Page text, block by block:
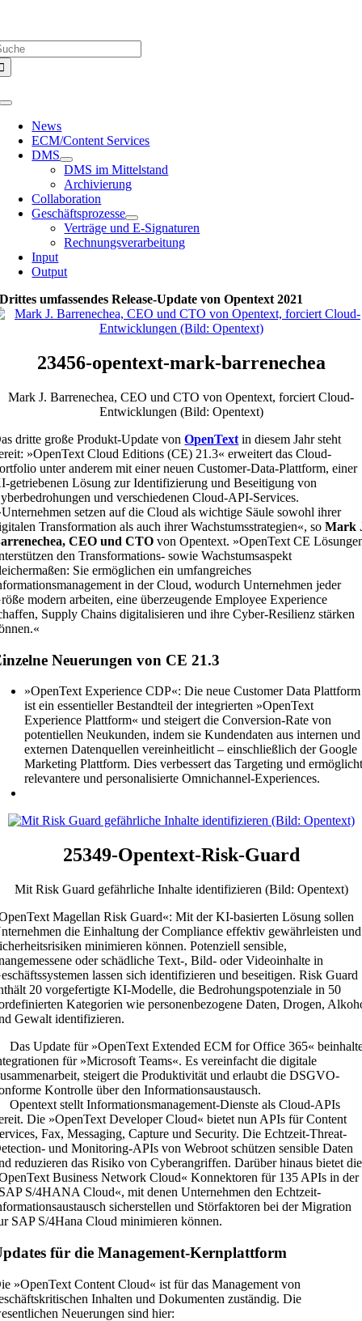
springen
Toggle
Navigation
News
ECM/Content Services
DMS
DMS im Mittelstand
Archivierung
Collaboration
Geschäftsprozesse
Verträge und E-Signaturen
Rechnungsverarbeitung
Input
Output
Drittes umfassendes Release-Update von Opentext 2021
23456-opentext-mark-barrenechea
Mark J. Barrenechea, CEO und CTO von Opentext, forciert Cloud-
Entwicklungen (Bild: Opentext)
dritte große Produkt-Update vonOpenText in diesem Jahr steht
»OpenText Cloud Editions (CE) 21.3« erweitert das Cloud-
unter anderem mit einer neuen Customer-Data-Plattform, einer
getriebenen Lösung zur Identifizierung und Beseitigung von
und verschiedenen Cloud-API-Services.
setzen auf die Cloud als wichtige Säule sowohl ihrer
Transformation als auch ihrer Wachstumsstrategien«, soMark
CEO und CTO von Opentext. »OpenText CE
den Transformations- sowie Wachstumsaspekt
Sie ermöglichen ein umfangreiches
in der Cloud, wodurch Unternehmen jeder
modern arbeiten, eine überzeugende Employee Experience
Supply Chains digitalisieren und ihre Cyber-Resilienz stärken
Neuerungen von CE 21.3
»OpenText Experience CDP«: Die neue Customer Data Plattform
ist ein essentieller Bestandteil der integrierten »OpenText
Experience Plattform« und steigert die Conversion-Rate von
potentiellen Neukunden, indem sie Kundendaten aus internen und
externen Datenquellen vereinheitlicht – einschließlich der Google
Marketing Plattform. Dies verbessert das Targeting und
relevantere und personalisierte Omnichannel-Experiences.
25349-Opentext-Risk-Guard
Mit Risk Guard gefährliche Inhalte identifizieren (Bild: Opentext)
Magellan Risk Guard«: Mit der KI-basierten Lösung sollen
die Einhaltung der Compliance effektiv gewährleisten und
minimieren können. Potenziell sensible,
oder schädliche Text-, Bild- oder Videoinhalte in
lassen sich identifizieren und beseitigen. Risk Guard
20 vorgefertigte KI-Modelle, die Bedrohungspotenziale in 50
Kategorien wie personenbezogene Daten, Drogen,
Gewalt identifizieren.
Das Update für »OpenText Extended ECM for Office 365«
für »Microsoft Teams«. Es vereinfacht die digitale
steigert die Produktivität und erlaubt die DSGVO-
Kontrolle über den Informationsaustausch.
Opentext stellt Informationsmanagement-Dienste als Cloud-APIs
Die »OpenText Developer Cloud« bietet nun APIs für Content
Fax, Messaging, Capture und Security.Die Echtzeit-Threat-
und Monitoring-APIs von Webroot schützen sensible Daten
reduzieren das Risiko von Cyberangriffen. Darüber hinaus bietet die
Business Network Cloud« Konnektoren für 135 APIs in der
S/4HANA Cloud«, mit denen Unternehmen den Echtzeit-
sicherstellen und Störfaktoren bei der Migration
SAP S/4Hana Cloud minimieren können.
für die Management-Kernplattform
»OpenText Content Cloud« ist für das Management von
Inhalten und Dokumenten zuständig. Die
Neuerungen sind hier: